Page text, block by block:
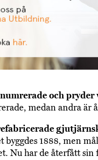
och pryder
medan andra är
byggdes 1888, men
Nu har de återfått sin